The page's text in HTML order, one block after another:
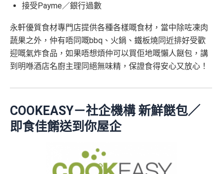
接受Payme／銀行過數
永軒優質食材專門店提供各種各樣嘅食材，當中除咗凍肉
蔬果之外，仲有唔同嘅bbq、火鍋、鐵板燒同近排好受歡
迎嘅氣炸食品，如果唔想煩仲可以買佢地嘅懶人餸包，講
到明喺酒店名廚主理同絕無味精，保證食得安心又放心！
COOKEASY－社企機構 新鮮餸包／
即食佳餚送到你屋企